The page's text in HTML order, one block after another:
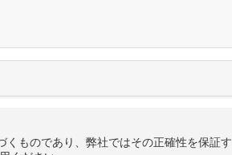
ものであり、弊社ではその正確性を保証す